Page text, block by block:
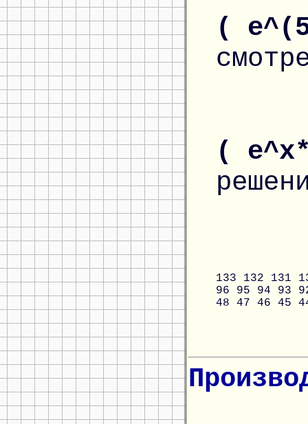
(
(
133 132 131
96
95 94 93
48
47 46 45